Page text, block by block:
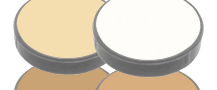
the
images
gallery